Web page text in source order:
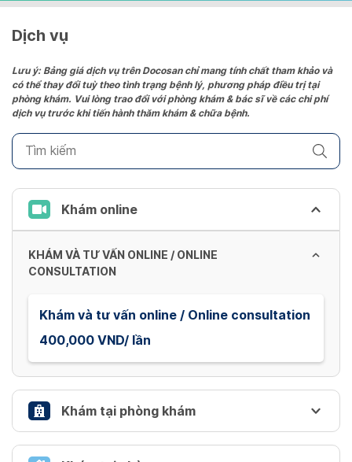
date.
the
question
mark
to
keyboard
shortcuts
changing
dates.
Dịch vụ
Lưu ý: Bảng giá dịch vụ trên Docosan chỉ mang tính chất tham khảo và
có thể thay đổi tuỳ theo tình trạng bệnh lý, phương pháp điều trị tại
phòng khám. Vui lòng trao đổi với phòng khám & bác sĩ về các chi phí
dịch vụ trước khi tiến hành thăm khám & chữa bệnh.
Khám online
KHÁM VÀ TƯ VẤN ONLINE / ONLINE
CONSULTATION
Khám và tư vấn online / Online consultation
400,000 VND/ lần
Khám tại phòng khám
DỊCH VỤ XÉT NGHIỆM COVID 19 / COVID 19